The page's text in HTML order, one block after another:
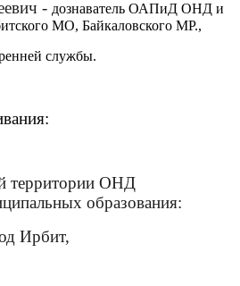
- дознаватель ОАПиД ОНД и
МО, Байкаловского МР.,
службы.
территории ОНД
образования:
Ирбит,